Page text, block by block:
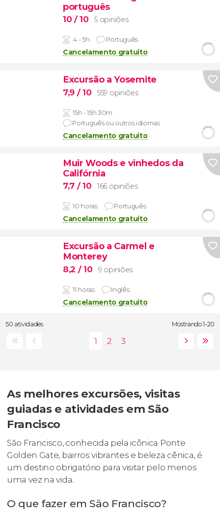
português
10 / 10 5 opiniões
4 - 5h Português
Cancelamento gratuito
Excursão a Yosemite
7,9 / 10 559 opiniões
15h - 15h 30m
Português ou outros idiomas
Cancelamento gratuito
Muir Woods e vinhedos da
Califórnia
7,7 / 10 166 opiniões
10 horas Português
Cancelamento gratuito
Excursão a Carmel e
Monterey
8,2 / 10 9 opiniões
11 horas Inglês
Cancelamento gratuito
50 atividades Mostrando 1-20
As melhores excursões, visitas
guiadas e atividades em São
Francisco
São Francisco, conhecida pela icônica Ponte
Golden Gate, bairros vibrantes e beleza cênica, é
um destino obrigatório para visitar pelo menos
uma vez na vida.
O que fazer em São Francisco?